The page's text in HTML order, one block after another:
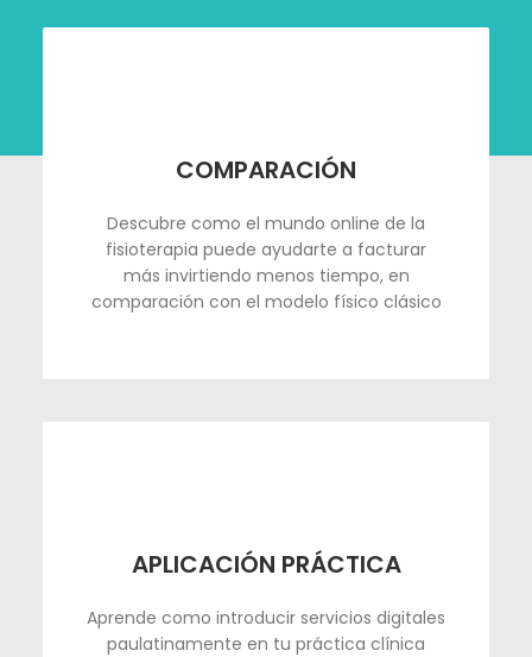
COMPARACIÓN
Descubre como el mundo online de la
fisioterapia puede ayudarte a facturar
más invirtiendo menos tiempo, en
comparación con el modelo físico clásico
APLICACIÓN PRÁCTICA
Aprende como introducir servicios digitales
paulatinamente en tu práctica clínica